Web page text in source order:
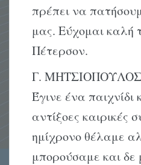
πρέπει να
μας. Eύχομαι καλή
Πέτερσον.
Γ. ΜΗΤΣΙΟΠΟΥΛΟΣ
Έγινε ένα
αντίξοες καιρικές
ημίχρονο θέλαμε
μπορούσαμε και δε